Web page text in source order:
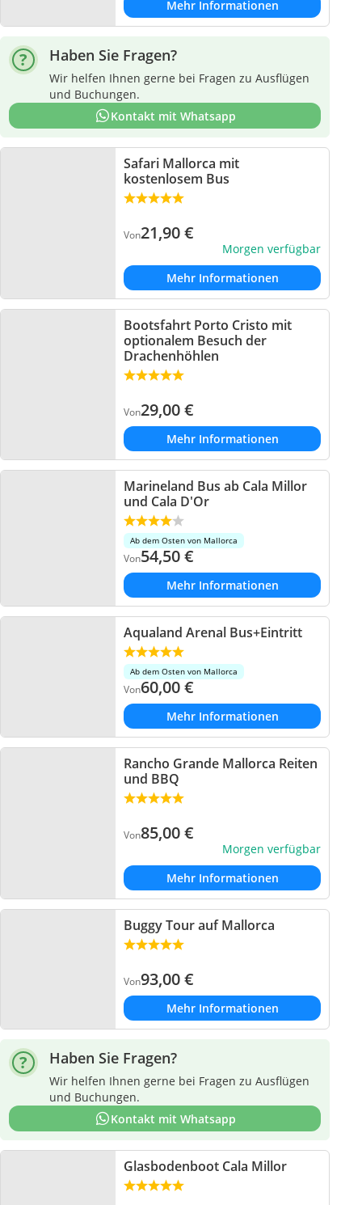
Mehr Informationen
Haben Sie Fragen?
Wir helfen Ihnen gerne bei Fragen zu Ausflügen
und Buchungen.
Kontakt mit Whatsapp
Safari Mallorca mit
kostenlosem Bus
Von21,90€
Morgen verfügbar
Mehr Informationen
Bootsfahrt Porto Cristo mit
optionalem Besuch der
Drachenhöhlen
Von29,00€
Mehr Informationen
Marineland Bus ab Cala Millor
und Cala D'Or
Ab dem Osten von Mallorca
Von54,50€
Mehr Informationen
Aqualand Arenal Bus+Eintritt
Ab dem Osten von Mallorca
Von60,00€
Mehr Informationen
Rancho Grande Mallorca Reiten
und BBQ
Von85,00€
Morgen verfügbar
Mehr Informationen
Buggy Tour auf Mallorca
Von93,00€
Mehr Informationen
Haben Sie Fragen?
Wir helfen Ihnen gerne bei Fragen zu Ausflügen
und Buchungen.
Kontakt mit Whatsapp
Glasbodenboot Cala Millor